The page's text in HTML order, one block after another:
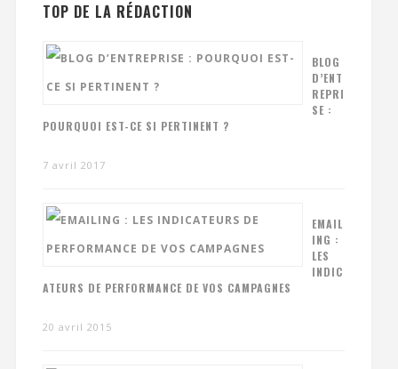
TOP DE LA RÉDACTION
BLOG
D’ENT
REPRI
SE :
POURQUOI EST-CE SI PERTINENT ?
7 avril 2017
EMAIL
ING :
LES
INDIC
ATEURS DE PERFORMANCE DE VOS CAMPAGNES
20 avril 2015